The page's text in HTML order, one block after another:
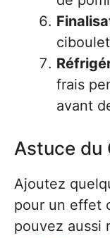
frais
avant
Astuce du
Ajoutez
pour un effet
pouvez aussi